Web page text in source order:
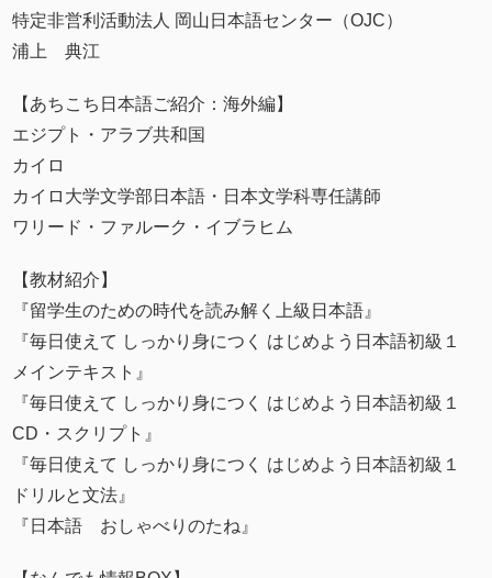
特定非営利活動法人 岡山日本語センター（OJC）
浦上 典江
【あちこち日本語ご紹介：海外編】
エジプト・アラブ共和国
カイロ
カイロ大学文学部日本語・日本文学科専任講師
ワリード・ファルーク・イブラヒム
【教材紹介】
『留学生のための時代を読み解く上級日本語』
『毎日使えて しっかり身につく はじめよう日本語初級１
メインテキスト』
『毎日使えて しっかり身につく はじめよう日本語初級１
CD・スクリプト』
『毎日使えて しっかり身につく はじめよう日本語初級１
ドリルと文法』
『日本語 おしゃべりのたね』